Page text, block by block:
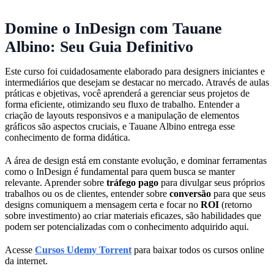
Domine o InDesign com Tauane
Albino: Seu Guia Definitivo
Este curso foi cuidadosamente elaborado para designers iniciantes e
intermediários que desejam se destacar no mercado. Através de aulas
práticas e objetivas, você aprenderá a gerenciar seus projetos de
forma eficiente, otimizando seu fluxo de trabalho. Entender a
criação de layouts responsivos e a manipulação de elementos
gráficos são aspectos cruciais, e Tauane Albino entrega esse
conhecimento de forma didática.
A área de design está em constante evolução, e dominar ferramentas
como o InDesign é fundamental para quem busca se manter
relevante. Aprender sobre tráfego pago para divulgar seus próprios
trabalhos ou os de clientes, entender sobre conversão para que seus
designs comuniquem a mensagem certa e focar no ROI (retorno
sobre investimento) ao criar materiais eficazes, são habilidades que
podem ser potencializadas com o conhecimento adquirido aqui.
Acesse Cursos Udemy Torrent para baixar todos os cursos online
da internet.